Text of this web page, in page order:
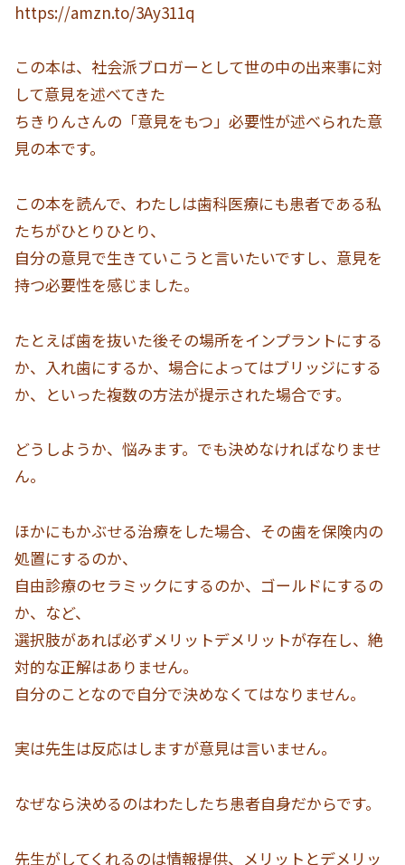
https://amzn.to/3Ay311q
この本は、社会派ブロガーとして世の中の出来事に対
して意見を述べてきた
ちきりんさんの「意見をもつ」必要性が述べられた意
見の本です。
この本を読んで、わたしは歯科医療にも患者である私
たちがひとりひとり、
自分の意見で生きていこうと言いたいですし、意見を
持つ必要性を感じました。
たとえば歯を抜いた後その場所をインプラントにする
か、入れ歯にするか、場合によってはブリッジにする
か、といった複数の方法が提示された場合です。
どうしようか、悩みます。でも決めなければなりませ
ん。
ほかにもかぶせる治療をした場合、その歯を保険内の
処置にするのか、
自由診療のセラミックにするのか、ゴールドにするの
か、など、
選択肢があれば必ずメリットデメリットが存在し、絶
対的な正解はありません。
自分のことなので自分で決めなくてはなりません。
実は先生は反応はしますが意見は言いません。
なぜなら決めるのはわたしたち患者自身だからです。
先生がしてくれるのは情報提供、メリットとデメリッ